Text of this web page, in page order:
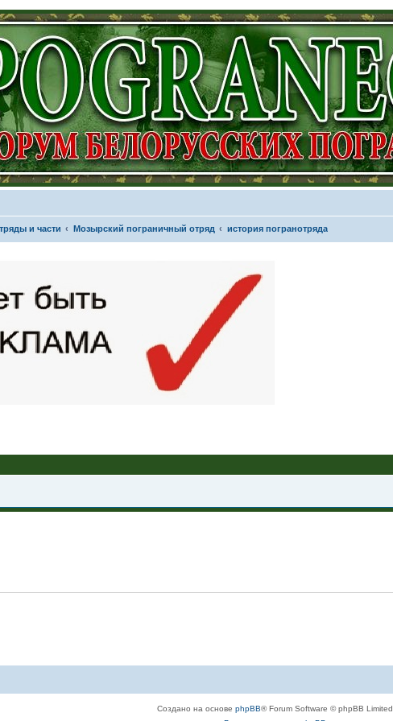
и части Мозырский пограничный отряд история погранотряда
Создано на основеphpBB® Forum Software © phpBB Limited